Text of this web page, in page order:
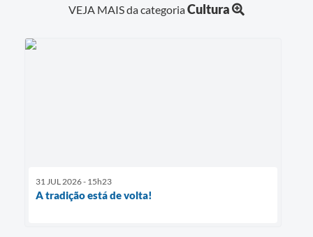
VEJA MAIS da categoriaCultura
31 JUL 2026 - 15h23
A tradição está de volta!